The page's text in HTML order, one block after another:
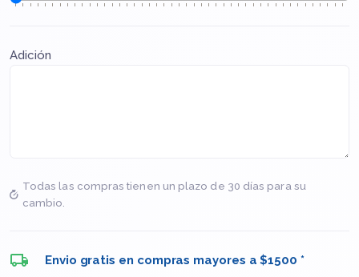
Adición
Todas las compras tienen un plazo de 30 días para su
cambio.
Envio gratis en compras mayores a $1500 *